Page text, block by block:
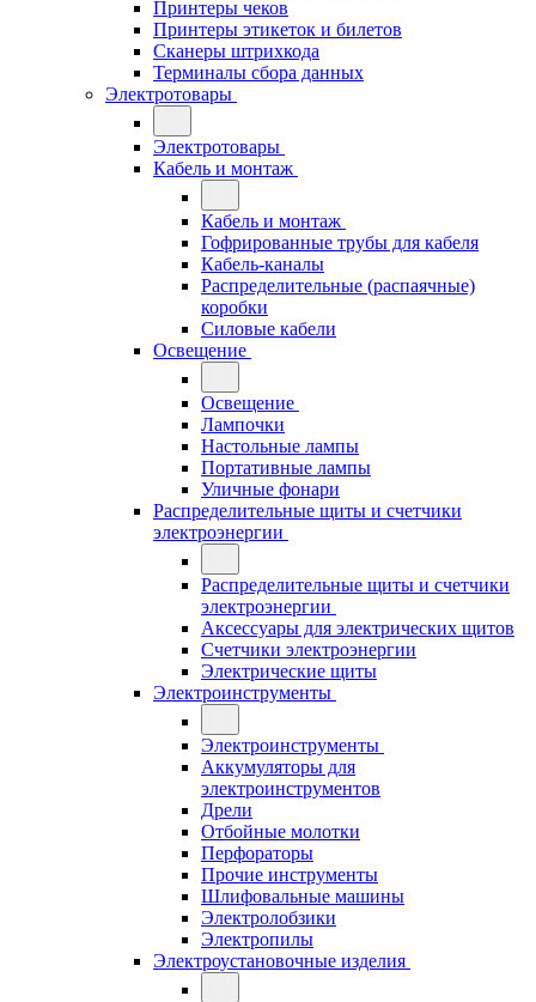
Принтеры чеков
Принтеры этикеток и билетов
Сканеры штрихкода
Терминалы сбора данных
Электротовары
Электротовары
Кабель и монтаж
Кабель и монтаж
Гофрированные трубы для кабеля
Кабель-каналы
Распределительные (распаячные)
коробки
Силовые кабели
Освещение
Освещение
Лампочки
Настольные лампы
Портативные лампы
Уличные фонари
Распределительные щиты и счетчики
электроэнергии
Распределительные щиты и счетчики
электроэнергии
Аксессуары для электрических щитов
Счетчики электроэнергии
Электрические щиты
Электроинструменты
Электроинструменты
Аккумуляторы для
электроинструментов
Дрели
Отбойные молотки
Перфораторы
Прочие инструменты
Шлифовальные машины
Электролобзики
Электропилы
Электроустановочные изделия